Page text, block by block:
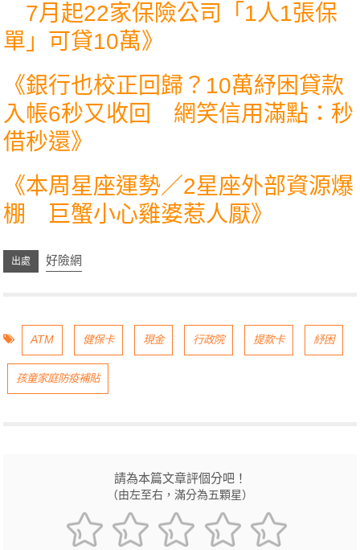
7月起22家保險公司「1人1張保
單」可貸10萬》
《銀行也校正回歸？10萬紓困貸款
入帳6秒又收回 網笑信用滿點：秒
借秒還》
《本周星座運勢／2星座外部資源爆
棚 巨蟹小心雞婆惹人厭》
好險網
ATM 健保卡 現金 行政院 提款卡 紓困
孩童家庭防疫補貼
請為本篇文章評個分吧！
（由左至右，滿分為五顆星）